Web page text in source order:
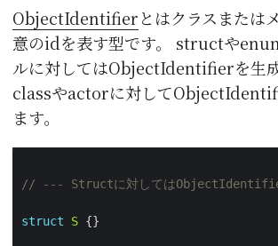
ObjectIdentifierとはクラスまたは
意のidを表す型です。 structや
ルに対してはObjectIdentifierを生成
classやactorに対して
ます。
// --- Structに対しては
struct S